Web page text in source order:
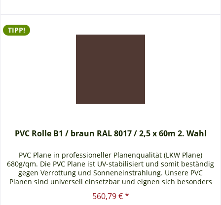
TIPP!
PVC Rolle B1 / braun RAL 8017 / 2,5 x 60m 2. Wahl
PVC Plane in professioneller Planenqualität (LKW Plane)
680g/qm. Die PVC Plane ist UV-stabilisiert und somit beständig
gegen Verrottung und Sonneneinstrahlung. Unsere PVC
Planen sind universell einsetzbar und eignen sich besonders
als Carportplane, Balkonabtrennung, Abdeckplane für
Brennholz, Sandkastenabdeckung oder für Ihren Anhänger.
560,79 € *